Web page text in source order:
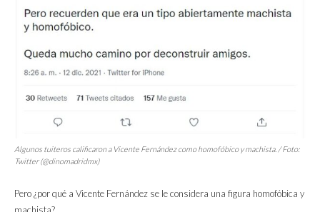
Algunos tuiteros calificaron a Vicente Fernández como homofóbico y machista. / Foto:
Twitter (@dinomadridmx)
Pero ¿por qué a Vicente Fernández se le considera una figura homofóbica y